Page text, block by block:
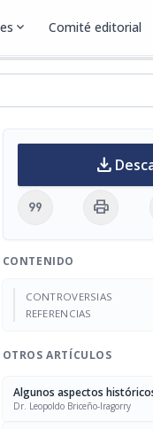
expand_more Comité editorial
download
format_quote print
CONTENIDO
CONTROVERSIAS
REFERENCIAS
OTROS ARTÍCULOS
Algunos aspectos
Dr. Leopoldo Briceño-Iragorry